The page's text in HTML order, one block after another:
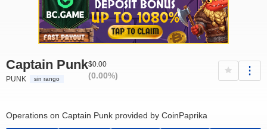
Captain Punk
PUNK sin rango
$0.00
(0.00%)
Operations on Captain Punk provided by CoinPaprika